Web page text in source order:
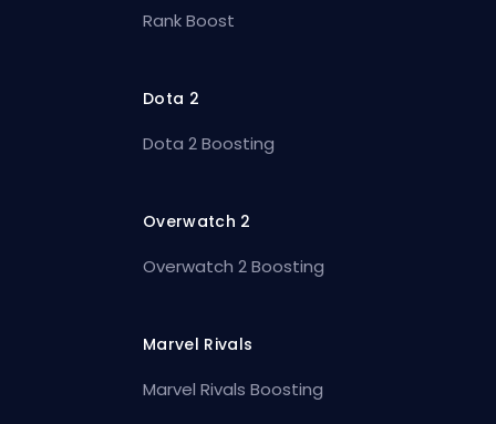
Rank Boost
Dota 2
Dota 2 Boosting
Overwatch 2
Overwatch 2 Boosting
Marvel Rivals
Marvel Rivals Boosting